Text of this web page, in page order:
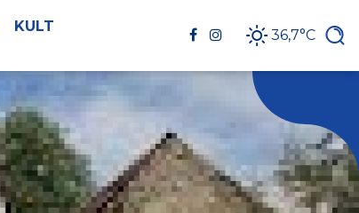
KULT
36,7°C